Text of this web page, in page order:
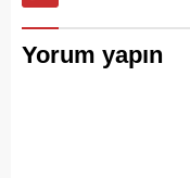
Yorum yapın